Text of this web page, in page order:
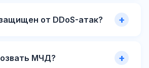
от DDoS-атак?
МЧД?